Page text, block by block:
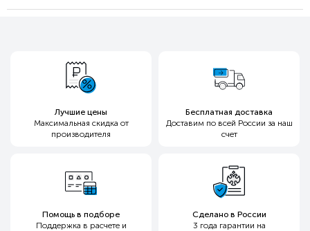
Лучшие цены
Максимальная скидка от
производителя
Бесплатная доставка
Доставим по всей России за наш
счет
Помощь в подборе
Поддержка в расчете и
Сделано в России
3 года гарантии на